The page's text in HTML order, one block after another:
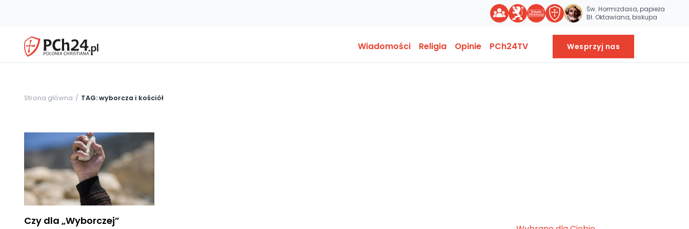
Św. Hormizdasa, papieża
Bł. Oktawiana, biskupa
Wiadomości Religia Opinie PCh24TV Wesprzyj nas
Strona główna TAG: wyborcza i kościół
Czy dla „Wyborczej”